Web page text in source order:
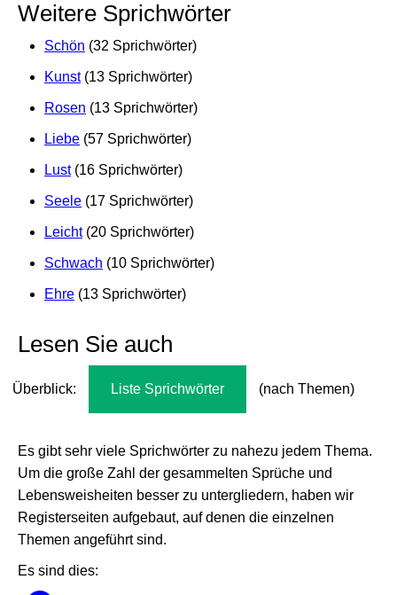
Weitere Sprichwörter
Schön (32 Sprichwörter)
Kunst(13 Sprichwörter)
Rosen (13 Sprichwörter)
Liebe (57 Sprichwörter)
Lust(16 Sprichwörter)
Seele (17 Sprichwörter)
Leicht(20 Sprichwörter)
Schwach (10 Sprichwörter)
Ehre (13 Sprichwörter)
Lesen Sie auch
Überblick: Liste Sprichwörter (nach Themen)
Es gibt sehr viele Sprichwörter zu nahezu jedem Thema.
Um die große Zahl der gesammelten Sprüche und
Lebensweisheiten besser zu untergliedern, haben wir
Registerseiten aufgebaut, auf denen die einzelnen
Themen angeführt sind.
Es sind dies: